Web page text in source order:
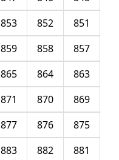
851
852
853
857
858
859
863
864
865
869
870
871
875
876
877
881
882
883